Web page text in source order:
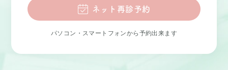
ネット再診予約
パソコン・スマートフォンから予約出来ます